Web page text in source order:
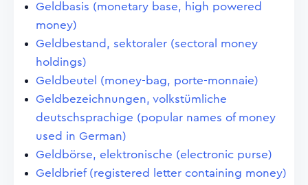
Geldbasis (monetary base, high powered
money)
Geldbestand, sektoraler (sectoral money
holdings)
Geldbeutel (money-bag, porte-monnaie)
Geldbezeichnungen, volkstümliche
deutschsprachige (popular names of money
used in German)
Geldbörse, elektronische (electronic purse)
Geldbrief (registered letter containing money)